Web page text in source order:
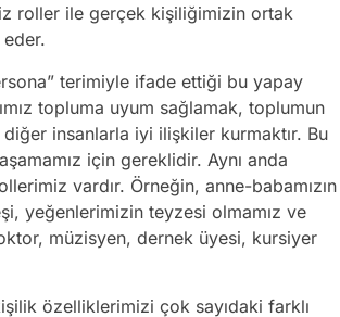
roller ile gerçek kişiliğimizin ortak
terimiyle ifade ettiği bu yapay
topluma uyum sağlamak, toplumun
insanlarla iyi ilişkiler kurmaktır. Bu
için gereklidir. Aynı anda
vardır. Örneğin, anne-babamızın
yeğenlerimizin teyzesi olmamız ve
müzisyen, dernek üyesi, kursiyer
özelliklerimizi çok sayıdaki farklı